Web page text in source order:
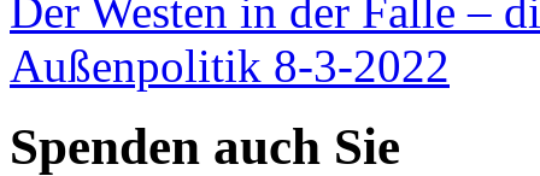
Der Westen in der Falle –
Außenpolitik 8-3-2022
Spenden auch Sie